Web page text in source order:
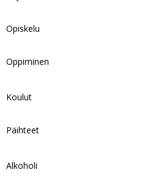
Opiskelu
Oppiminen
Koulut
Päihteet
Alkoholi